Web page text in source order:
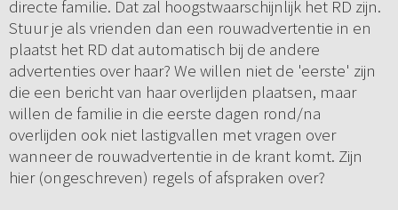
directe familie. Dat zal hoogstwaarschijnlijk het RD zijn.
Stuur je als vrienden dan een rouwadvertentie in en
plaatst het RD dat automatisch bij de andere
advertenties over haar? We willen niet de 'eerste' zijn
die een bericht van haar overlijden plaatsen, maar
willen de familie in die eerste dagen rond/na
overlijden ook niet lastigvallen met vragen over
wanneer de rouwadvertentie in de krant komt. Zijn
hier (ongeschreven) regels of afspraken over?